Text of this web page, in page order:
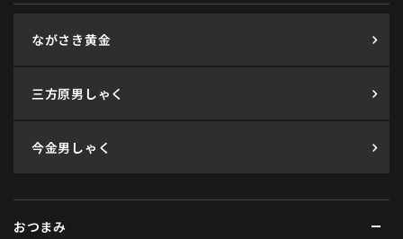
ながさき黄金
三方原男しゃく
今金男しゃく
おつまみ